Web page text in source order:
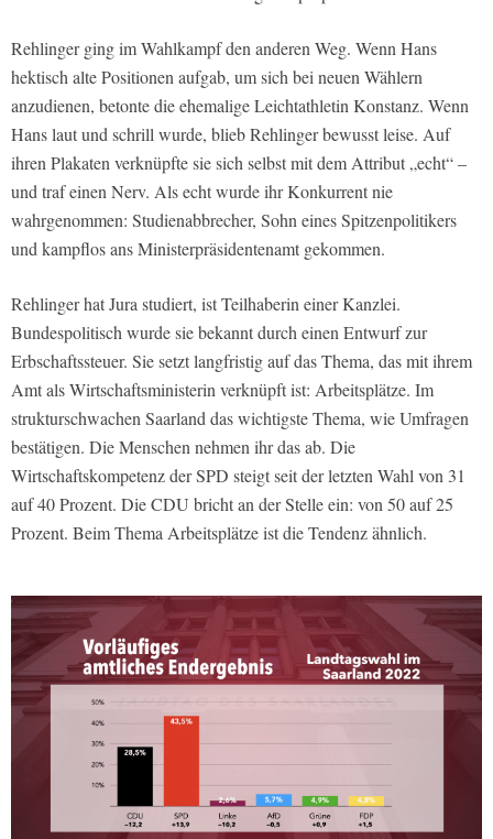
Rehlinger ging im Wahlkampf den anderen Weg. Wenn Hans
hektisch alte Positionen aufgab, um sich bei neuen Wählern
anzudienen, betonte die ehemalige Leichtathletin Konstanz. Wenn
Hans laut und schrill wurde, blieb Rehlinger bewusst leise. Auf
ihren Plakaten verknüpfte sie sich selbst mit dem Attribut „echt“ –
und traf einen Nerv. Als echt wurde ihr Konkurrent nie
wahrgenommen: Studienabbrecher, Sohn eines Spitzenpolitikers
und kampflos ans Ministerpräsidentenamt gekommen.
Rehlinger hat Jura studiert, ist Teilhaberin einer Kanzlei.
Bundespolitisch wurde sie bekannt durch einen Entwurf zur
Erbschaftssteuer. Sie setzt langfristig auf das Thema, das mit ihrem
Amt als Wirtschaftsministerin verknüpft ist: Arbeitsplätze. Im
strukturschwachen Saarland das wichtigste Thema, wie Umfragen
bestätigen. Die Menschen nehmen ihr das ab. Die
Wirtschaftskompetenz der SPD steigt seit der letzten Wahl von 31
auf 40 Prozent. Die CDU bricht an der Stelle ein: von 50 auf 25
Prozent. Beim Thema Arbeitsplätze ist die Tendenz ähnlich.